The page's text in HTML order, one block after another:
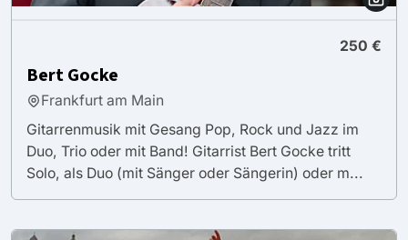
250 €
Bert Gocke
Frankfurt am Main
Gitarrenmusik mit Gesang Pop, Rock und Jazz im
Duo, Trio oder mit Band! Gitarrist Bert Gocke tritt
Solo, als Duo (mit Sänger oder Sängerin) oder m...